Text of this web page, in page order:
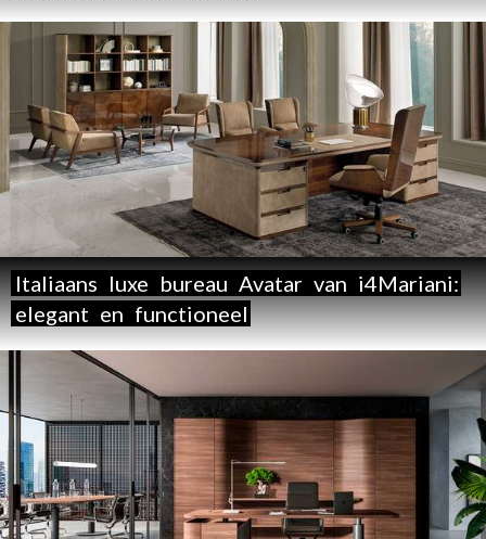
Italiaans luxe bureau Avatar van i4Mariani:
elegant en functioneel